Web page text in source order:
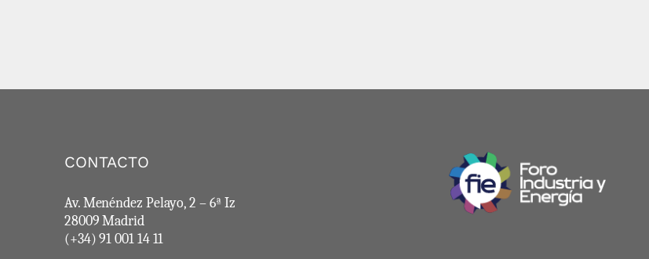
CONTACTO
Av. Menéndez Pelayo, 2 – 6ª Iz
28009 Madrid
(+34) 91 001 14 11